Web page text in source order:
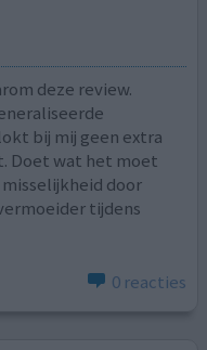
deze review.
bij mij geen extra
Doet wat het moet
door
tijdens
0 reacties